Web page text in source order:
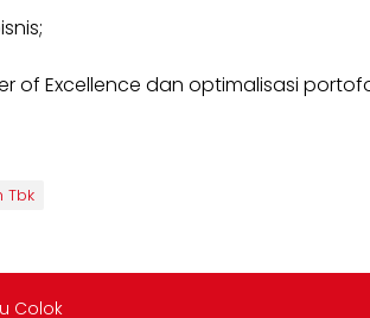
of Excellence dan optimalisasi
Tbk
Colok